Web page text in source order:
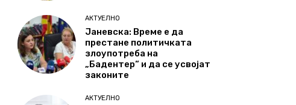
АКТУЕЛНО
Јаневска: Време е да
престане политичката
злоупотреба на
„Бадентер“ и да се усвојат
законите
АКТУЕЛНО